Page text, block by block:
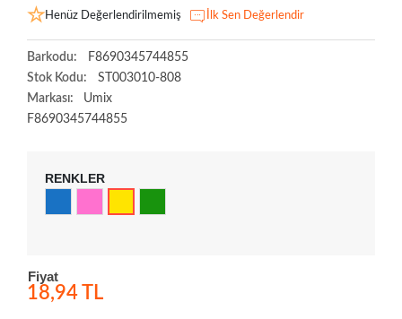
Henüz Değerlendirilmemiş İlk Sen Değerlendir
Barkodu:
F8690345744855
Stok Kodu:
ST003010-808
Markası:
Umix
F8690345744855
RENKLER
Fiyat
18,94 TL